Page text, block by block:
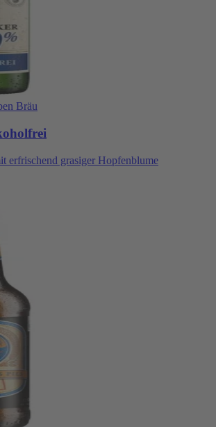
Bräu
erfrischend grasiger Hopfenblume